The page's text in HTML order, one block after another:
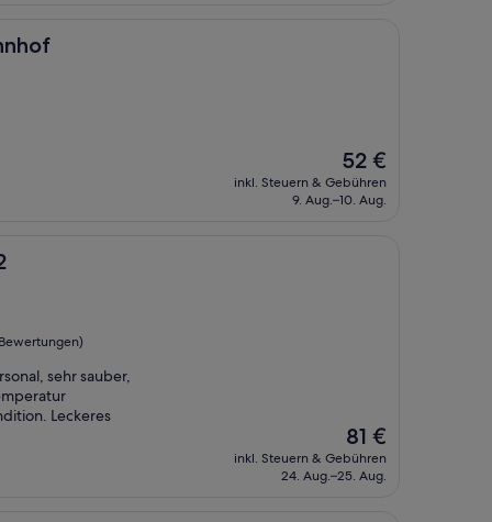
Der
Preis
beträgt
52 €
inkl. Steuern & Gebühren
9. Aug.–10. Aug.
sehr sauber,
Leckeres
Der
Preis
beträgt
81 €
inkl. Steuern & Gebühren
24. Aug.–25. Aug.